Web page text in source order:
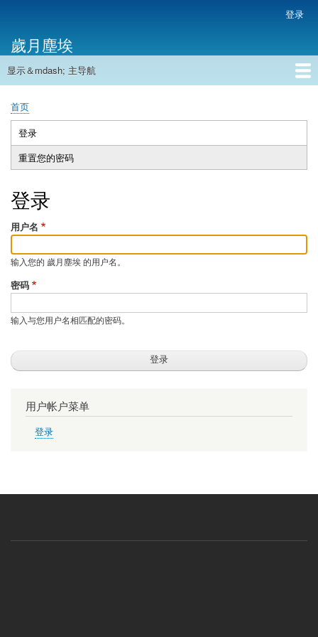
主
内
帐
户
菜
单
登录
歲月塵埃
主
航
显示＆mdash; 主导航
首页
面
包
屑
首页
主
标
登录
动
标
重置您的密码
登录
用户名
输入您的 歲月塵埃 的用户名。
密码
输入与您用户名相匹配的密码。
用户帐户菜单
登录